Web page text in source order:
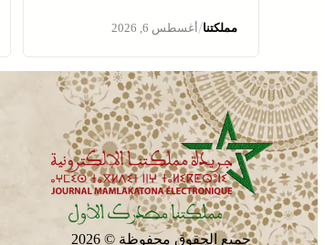
مملكتنا/أغسطس 6, 2026
جميع الحقوق محفوظة © 2026